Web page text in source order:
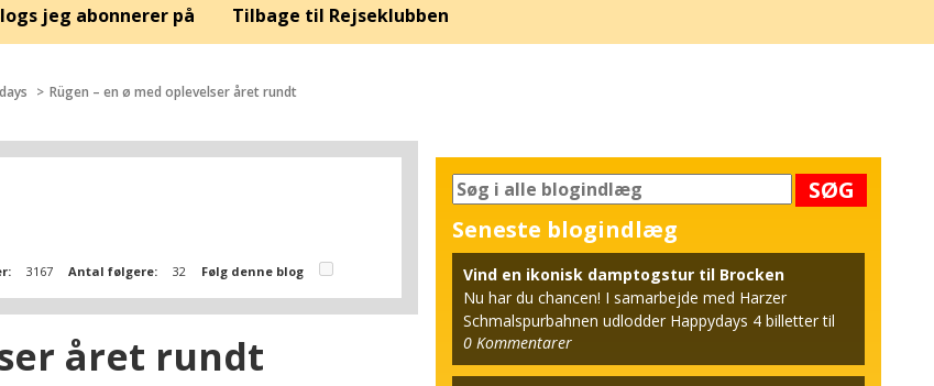
jeg abonnerer på Tilbage til Rejseklubben
Rügen – en ø med oplevelser året rundt
3167 Antal følgere: 32 Følg denne blog
året rundt
SØG
Seneste blogindlæg
Vind en ikonisk damptogstur til Brocken
Nu har du chancen! I samarbejde med Harzer
Schmalspurbahnen udlodder Happydays 4 billetter til
den berømt...
0 Kommentarer